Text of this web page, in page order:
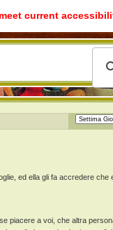
current
ed ella gli fa accredere che
piacere a voi, che altra